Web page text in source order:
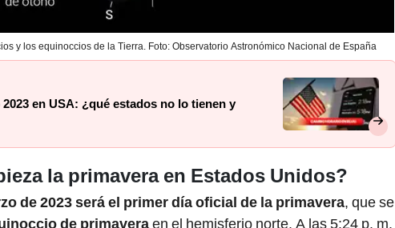
y los equinoccios de la Tierra. Foto: Observatorio Astronómico Nacional de España
en USA: ¿qué estados no lo tienen y
la primavera en Estados Unidos?
de 2023 será el primer día oficial de la primavera, que se
de primaveraen el hemisferio norte. A las 5:24 p. m.